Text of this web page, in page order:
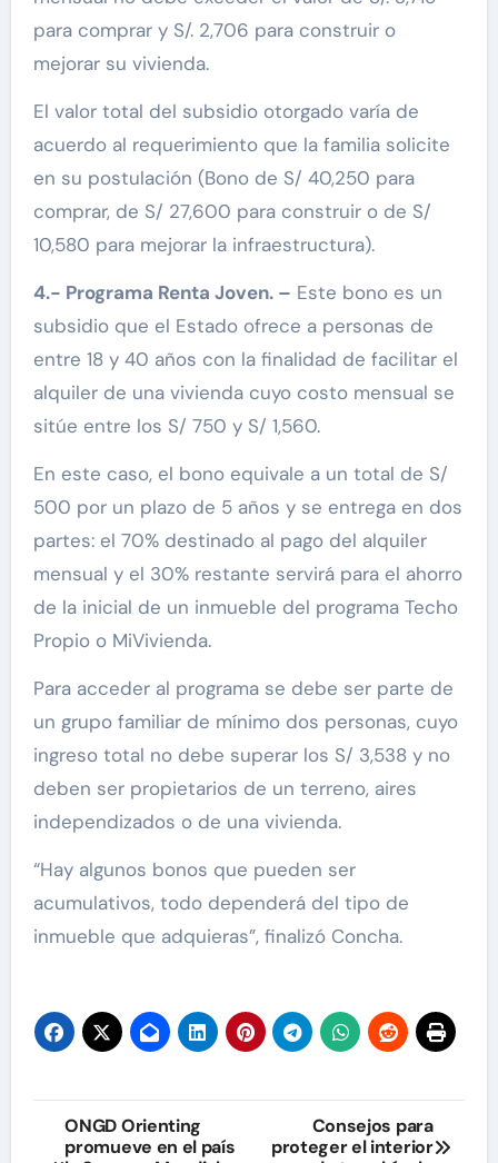
para comprar y S/. 2,706 para construir o
mejorar su vivienda.
El valor total del subsidio otorgado varía de
acuerdo al requerimiento que la familia solicite
en su postulación (Bono de S/ 40,250 para
comprar, de S/ 27,600 para construir o de S/
10,580 para mejorar la infraestructura).
4.- Programa Renta Joven. – Este bono es un
subsidio que el Estado ofrece a personas de
entre 18 y 40 años con la finalidad de facilitar el
alquiler de una vivienda cuyo costo mensual se
sitúe entre los S/ 750 y S/ 1,560.
En este caso, el bono equivale a un total de S/
500 por un plazo de 5 años y se entrega en dos
partes: el 70% destinado al pago del alquiler
mensual y el 30% restante servirá para el ahorro
de la inicial de un inmueble del programa Techo
Propio o MiVivienda.
Para acceder al programa se debe ser parte de
un grupo familiar de mínimo dos personas, cuyo
ingreso total no debe superar los S/ 3,538 y no
deben ser propietarios de un terreno, aires
independizados o de una vivienda.
“Hay algunos bonos que pueden ser
acumulativos, todo dependerá del tipo de
inmueble que adquieras”, finalizó Concha.
Navegación
ONGD Orienting
promueve en el país
Consejos para
proteger el interior